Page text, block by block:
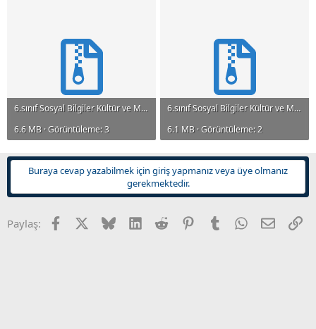
6.sınıf Sosyal Bilgiler Kültür ve Miras Test Etkinlik (2).rar
6.6 MB · Görüntüleme: 3
6.sınıf Sosyal Bilgiler Kültür ve Miras Test Etkinlik.rar
6.1 MB · Görüntüleme: 2
Buraya cevap yazabilmek için giriş yapmanız veya üye olmanız
gerekmektedir.
Paylaş: Facebook BlueskyLinkedInReddit PinterestTumblr WhatsApp
E-posta